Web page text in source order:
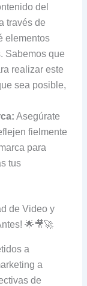
del
través de
elementos
Sabemos que
realizar este
sea posible,
Asegúrate
fielmente
para
tus
de Video y
🌟🎥🚀
a
a
de